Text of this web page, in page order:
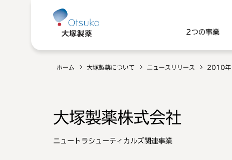
2つの事業
ホーム 大塚製薬について ニュースリリース 2010年
大塚製薬株式会社
ニュートラシューティカルズ関連事業